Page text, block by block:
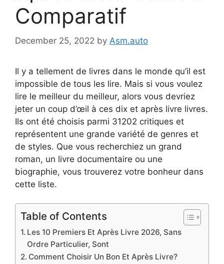
Comparatif
December 25, 2022 by Asm.auto
Il y a tellement de livres dans le monde qu’il est
impossible de tous les lire. Mais si vous voulez
lire le meilleur du meilleur, alors vous devriez
jeter un coup d’œil à ces dix et après livre livres.
Ils ont été choisis parmi 31202 critiques et
représentent une grande variété de genres et
de styles. Que vous recherchiez un grand
roman, un livre documentaire ou une
biographie, vous trouverez votre bonheur dans
cette liste.
Table of Contents
Les 10 Premiers Et Après Livre 2026, Sans
Ordre Particulier, Sont
Comment Choisir Un Bon Et Après Livre?